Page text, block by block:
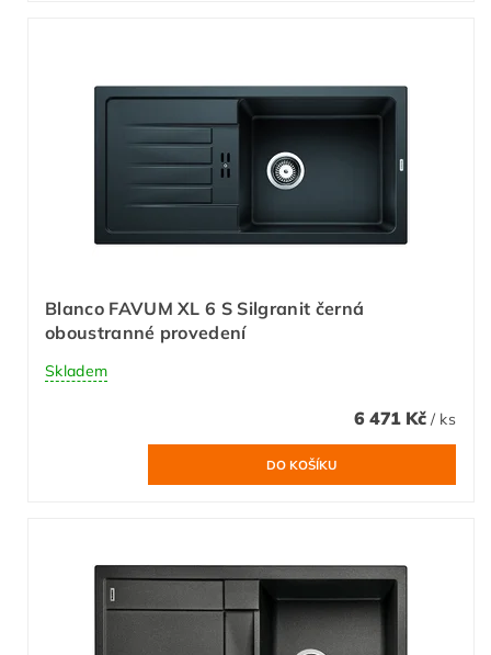
Blanco FAVUM XL 6 S Silgranit černá
oboustranné provedení
Skladem
6 471 Kč / ks